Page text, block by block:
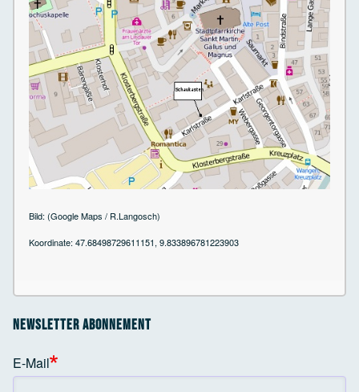
Bild: (Google Maps / R.Langosch)
Koordinate: 47.68498729611151, 9.833896781223903
Newsletter Abonnement
E-Mail